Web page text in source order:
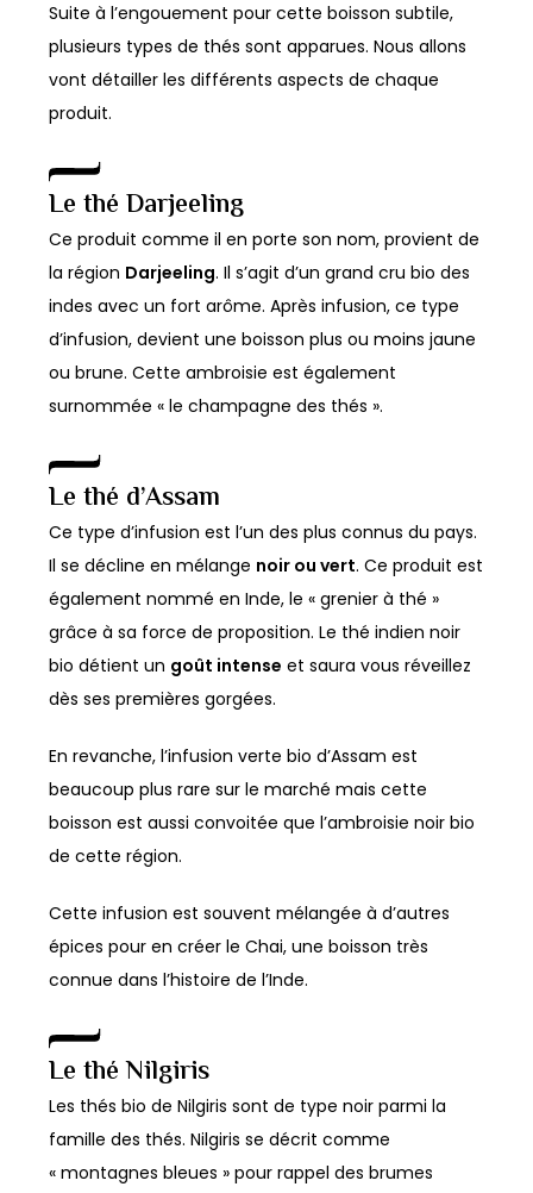
Suite à l’engouement pour cette boisson subtile,
plusieurs types de thés sont apparues. Nous allons
vont détailler les différents aspects de chaque
produit.
Lethé Darjeeling
Ce produit comme il en porte son nom, provient de
la région Darjeeling. Il s’agit d’un grand cru bio des
indes avec un fort arôme. Après infusion, ce type
d’infusion, devient une boisson plus ou moins jaune
ou brune. Cette ambroisie est également
surnommée « le champagne des thés ».
Le thé d’Assam
Ce type d’infusion est l’un des plus connus du pays.
Il se décline en mélange noir ou vert. Ce produit est
également nommé en Inde, le « grenier à thé »
grâce à sa force de proposition. Le thé indien noir
bio détient un goût intense et saura vous réveillez
dès ses premières gorgées.
En revanche, l’infusion verte bio d’Assam est
beaucoup plus rare sur le marché mais cette
boisson est aussi convoitée que l’ambroisie noir bio
de cette région.
Cette infusion est souvent mélangée à d’autres
épices pour en créer le Chai, une boisson très
connue dans l’histoire de l’Inde.
Le thé Nilgiris
Les thés bio de Nilgiris sont de type noir parmi la
famille des thés. Nilgiris se décrit comme
« montagnes bleues » pour rappel des brumes